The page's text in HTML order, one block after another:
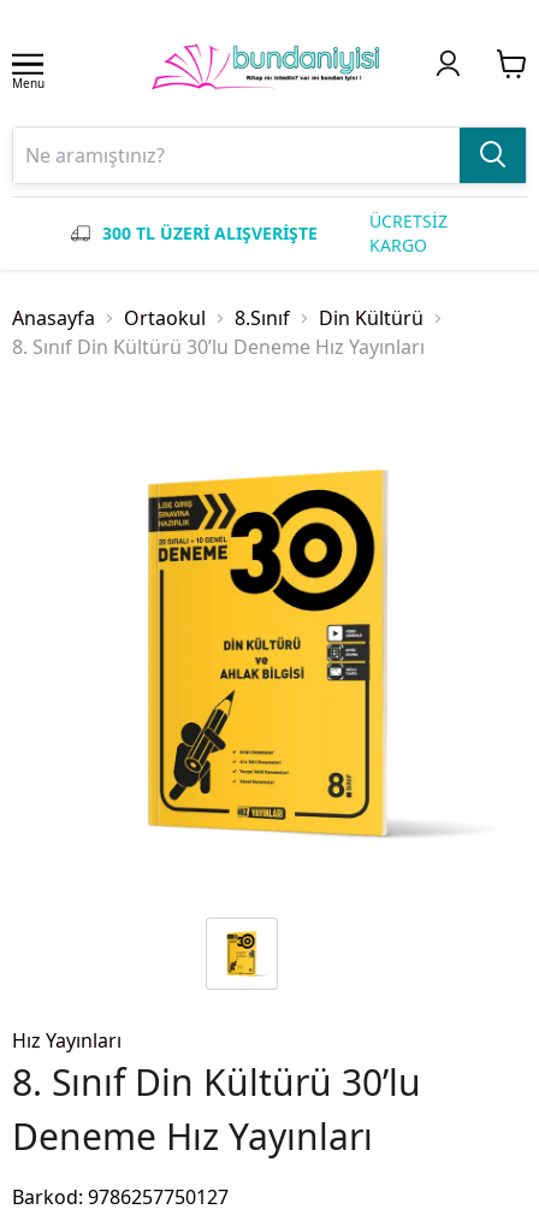
Menu
300 TL ÜZERİ ALIŞVERİŞTE
ÜCRETSİZ
KARGO
Anasayfa Ortaokul 8.Sınıf
Din Kültürü
8. Sınıf Din Kültürü 30’lu Deneme Hız Yayınları
Hız Yayınları
8. Sınıf Din Kültürü 30’lu
Deneme Hız Yayınları
Barkod: 9786257750127